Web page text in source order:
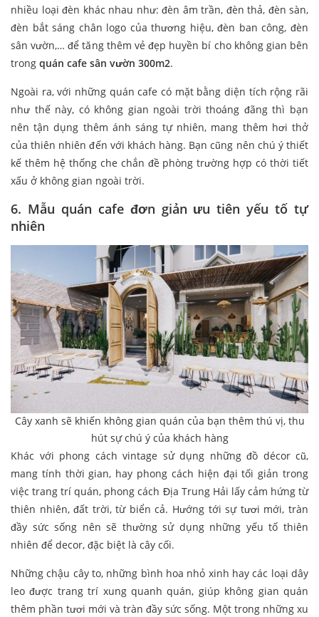
nhiều loại đèn khác nhau như: đèn âm trần, đèn thả, đèn sàn,
đèn bắt sáng chân logo của thương hiệu, đèn ban công, đèn
sân vườn,… để tăng thêm vẻ đẹp huyền bí cho không gian bên
trong quán cafe sân vườn 300m2.
Ngoài ra, với những quán cafe có mặt bằng diện tích rộng rãi
như thế này, có không gian ngoài trời thoáng đãng thì bạn
nên tận dụng thêm ánh sáng tự nhiên, mang thêm hơi thở
của thiên nhiên đến với khách hàng. Bạn cũng nên chú ý thiết
kế thêm hệ thống che chắn đề phòng trường hợp có thời tiết
xấu ở không gian ngoài trời.
6. Mẫu quán cafe đơn giản ưu tiên yếu tố tự
nhiên
Cây xanh sẽ khiến không gian quán của bạn thêm thú vị, thu
hút sự chú ý của khách hàng
Khác với phong cách vintage sử dụng những đồ décor cũ,
mang tính thời gian, hay phong cách hiện đại tối giản trong
việc trang trí quán, phong cách Địa Trung Hải lấy cảm hứng từ
thiên nhiên, đất trời, từ biển cả. Hướng tới sự tươi mới, tràn
đầy sức sống nên sẽ thường sử dụng những yếu tố thiên
nhiên để decor, đặc biệt là cây cối.
Những chậu cây to, những bình hoa nhỏ xinh hay các loại dây
leo được trang trí xung quanh quán, giúp không gian quán
thêm phần tươi mới và tràn đầy sức sống. Một trong những xu